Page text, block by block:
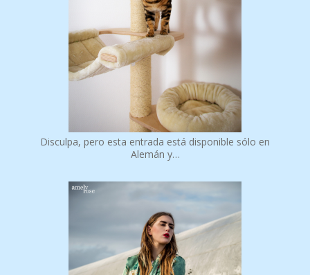
Disculpa, pero esta entrada está disponible sólo en
Alemán y…